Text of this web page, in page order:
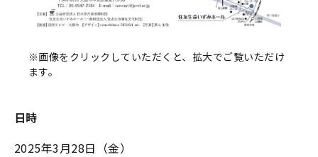
※画像をクリックしていただくと、拡大でご覧いただけ
ます。
日時
2025年3月28日（金）